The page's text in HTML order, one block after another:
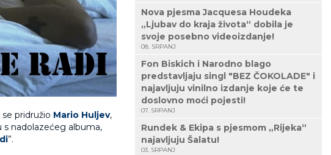
pridružio Mario Huljev,
nadolazećeg albuma,
”.
Nova pjesma Jacquesa Houdeka
„Ljubav do kraja života“ dobila je
svoje posebno videoizdanje!
08. SRPANJ
Fon Biskich i Narodno blago
predstavljaju singl "BEZ ČOKOLADE" i
najavljuju vinilno izdanje koje će te
doslovno moći pojesti!
07. SRPANJ
Rundek & Ekipa s pjesmom „Rijeka“
najavljuju Šalatu!
03. SRPANJ